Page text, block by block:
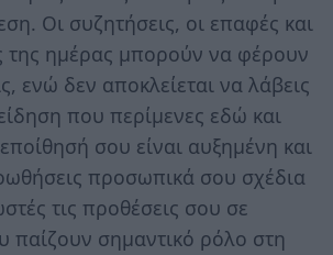
Οι συζητήσεις, οι επαφές και
της ημέρας μπορούν να φέρουν
ενώ δεν αποκλείεται να λάβεις
που περίμενες εδώ και
σου είναι αυξημένη και
προσωπικά σου σχέδια
τις προθέσεις σου σε
σημαντικό ρόλο στη